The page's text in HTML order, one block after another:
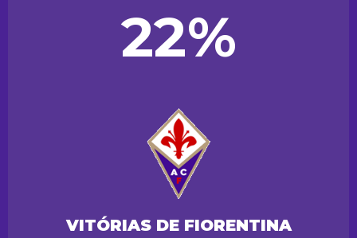
22%
VITÓRIAS DE FIORENTINA